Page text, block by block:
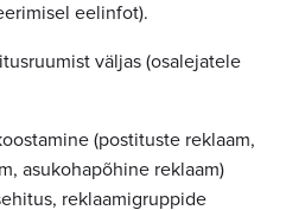
eelinfot).
väljas (osalejatele
(postituste reklaam,
asukohapõhine reklaam)
reklaamigruppide